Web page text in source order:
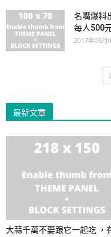
名嘴爆料
每人500
2017年05月
最新文章
大蒜千萬不要跟它一起吃 ，